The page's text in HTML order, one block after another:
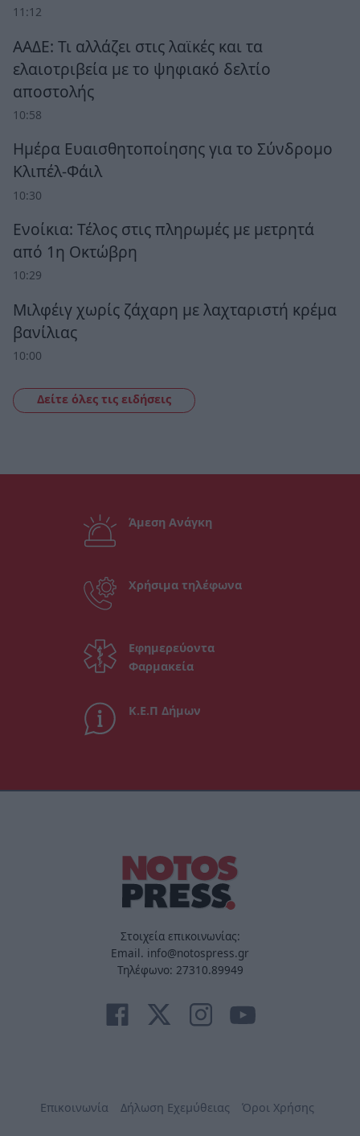
11:12
ΑΑΔΕ: Τι αλλάζει στις λαϊκές και τα
ελαιοτριβεία με το ψηφιακό δελτίο
αποστολής
10:58
Ημέρα Ευαισθητοποίησης για το Σύνδρομο
Κλιπέλ-Φάιλ
10:30
Ενοίκια: Τέλος στις πληρωμές με μετρητά
από 1η Οκτώβρη
10:29
Μιλφέιγ χωρίς ζάχαρη με λαχταριστή κρέμα
βανίλιας
10:00
Δείτε όλες τις ειδήσεις
Άμεση Ανάγκη
Χρήσιμα τηλέφωνα
Εφημερεύοντα
Φαρμακεία
Κ.Ε.Π Δήμων
Στοιχεία επικοινωνίας:
Email. info@notospress.gr
Τηλέφωνο: 27310.89949
Επικοινωνία Δήλωση Εχεμύθειας Όροι Χρήσης